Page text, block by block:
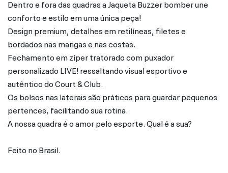
Dentro e fora das quadras a Jaqueta Buzzer bomber une
conforto e estilo em uma única peça!
Design premium, detalhes em retilíneas, filetes e
bordados nas mangas e nas costas.
Fechamento em zíper tratorado com puxador
personalizado LIVE! ressaltando visual esportivo e
autêntico do Court & Club.
Os bolsos nas laterais são práticos para guardar pequenos
pertences, facilitando sua rotina.
A nossa quadra é o amor pelo esporte. Qual é a sua?
Feito no Brasil.